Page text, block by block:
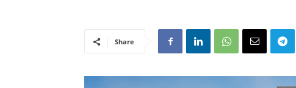
Share